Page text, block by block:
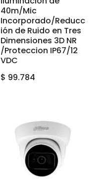
40m/Mic
Incorporado/Reducc
ión de Ruido en Tres
Dimensiones 3D NR
/Proteccion IP67/12
VDC
$ 99.784